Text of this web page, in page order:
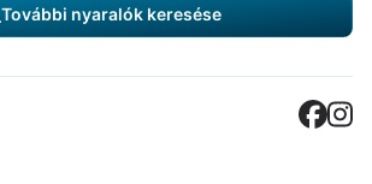
További nyaralók keresése